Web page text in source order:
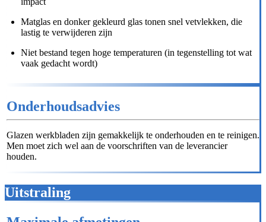
Matglas en donker gekleurd glas tonen snel vetvlekken, die
lastig te verwijderen zijn
Niet bestand tegen hoge temperaturen (in tegenstelling tot wat
vaak gedacht wordt)
Onderhoudsadvies
Glazen werkbladen zijn gemakkelijk te onderhouden en te reinigen.
Men moet zich wel aan de voorschriften van de leverancier
houden.
Uitstraling